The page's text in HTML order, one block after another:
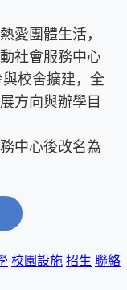
愛團體生活，
社會服務中心
校舍擴建，全
方向與辦學目
中心後改名為
校園設施招生 聯絡